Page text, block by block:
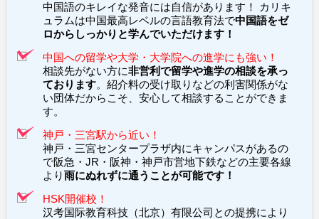
中国語のキレイな発音には自信があります！ カリキ
ュラムは中国最高レベルの言語教育法で中国語をゼ
ロからしっかりと学んでいただけます！
中国への留学や大学・大学院への進学にも強い！
相談先がない方に非営利で留学や進学の相談を承っ
ております。紹介料の受け取りなどの利害関係がな
い団体だからこそ、安心して相談することができま
す。
神戸・三宮駅から近い！
神戸・三宮センタープラザ内にキャンパスがあるの
で阪急・JR・阪神・神戸市営地下鉄などの主要各線
より雨にぬれずに通うことが可能です！
HSK開催校！
汉考国际教育科技（北京）有限公司との提携により